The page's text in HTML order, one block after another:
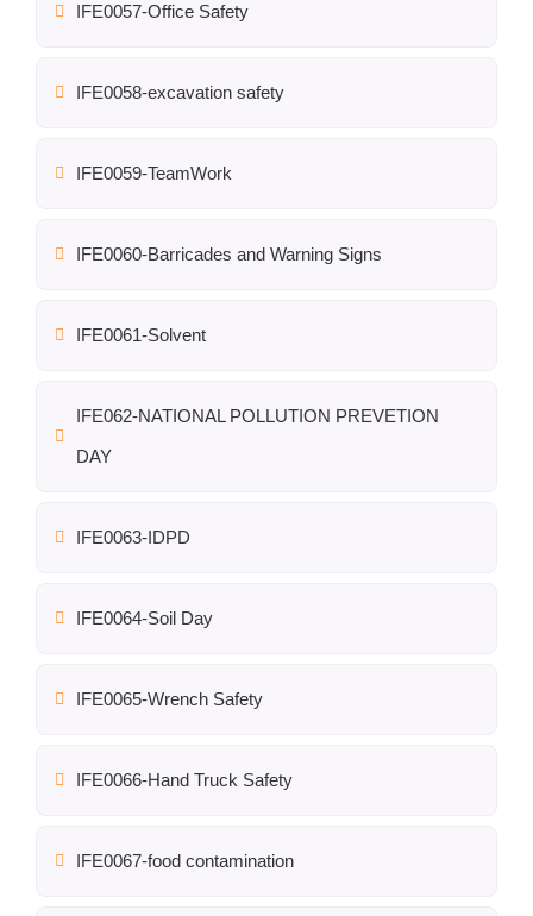
IFE0057-Office Safety
IFE0058-excavation safety
IFE0059-TeamWork
IFE0060-Barricades and Warning Signs
IFE0061-Solvent
IFE062-NATIONAL POLLUTION PREVETION
DAY
IFE0063-IDPD
IFE0064-Soil Day
IFE0065-Wrench Safety
IFE0066-Hand Truck Safety
IFE0067-food contamination